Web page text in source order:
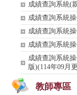
成績查詢系統(
成績查詢系統
成績查詢系統
成績查詢系統
成績查詢系統
版)(114年09月
教師專區